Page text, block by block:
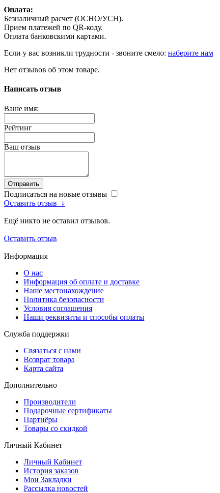
Оплата:
Безналичный расчет (ОСНО/УСН).
Прием платежей по QR-коду.
Оплата банковскими картами.
Если у вас возникли трудности - звоните смело: наберите нам
Нет отзывов об этом товаре.
Написать отзыв
Ваше имя:
Рейтинг
Ваш отзыв
Отправить
Подписаться на новые отзывы
Оставить отзыв
↓
Ещё никто не оставил отзывов.
Оставить отзыв
Информация
О нас
Информация об оплате и доставке
Наше местонахождение
Политика безопасности
Условия соглашения
Наши реквизиты и способы оплаты
Служба поддержки
Связаться с нами
Возврат товара
Карта сайта
Дополнительно
Производители
Подарочные сертификаты
Партнёры
Товары со скидкой
Личный Кабинет
Личный Кабинет
История заказов
Мои Закладки
Рассылка новостей